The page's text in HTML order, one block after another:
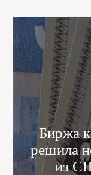
Биржа
решила
из